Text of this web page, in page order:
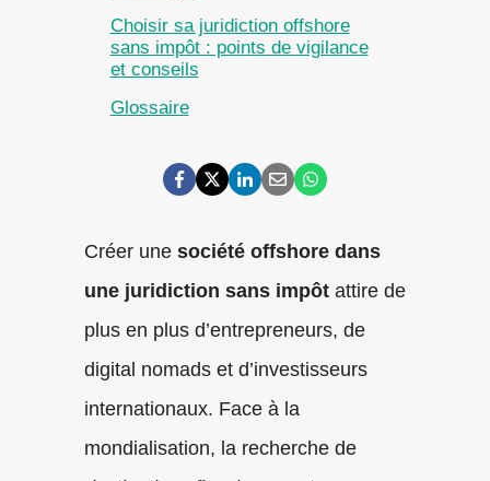
Choisir sa juridiction offshore
sans impôt : points de vigilance
et conseils
Glossaire
Créer une société offshore dans
une juridiction sans impôtattire de
plus en plus d’entrepreneurs, de
digital nomads et d’investisseurs
internationaux. Face à la
mondialisation, la recherche de